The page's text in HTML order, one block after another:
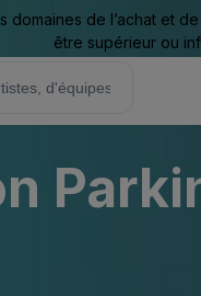
de l’achat et
être supérieur ou